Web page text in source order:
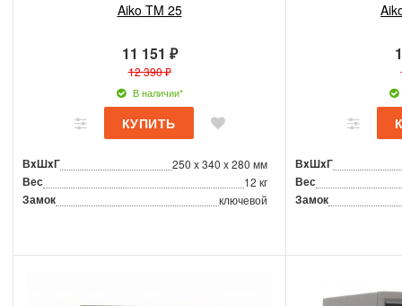
Aiko TM 25
11 151 ₽
12 390 ₽
В наличии*
ВxШxГ 250 x 340 x 280 мм
Вес 12 кг
Замок ключевой
ВxШxГ
Вес
Замок